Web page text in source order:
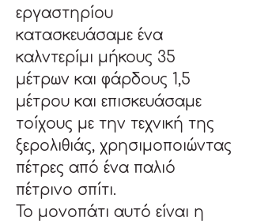
εργαστηρίου
κατασκευάσαμε ένα
καλντερίμι μήκους 35
μέτρων και φάρδους 1,5
μέτρου και επισκευάσαμε
τοίχους με την τεχνική της
ξερολιθιάς, χρησιμοποιώντας
πέτρες από ένα παλιό
πέτρινο σπίτι.
Το μονοπάτι αυτό είναι η